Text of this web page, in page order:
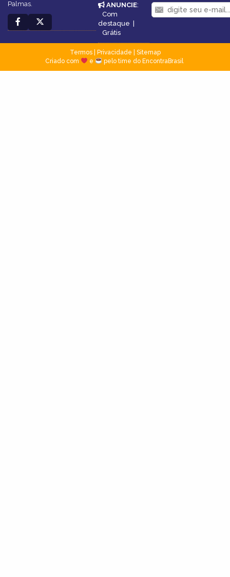
Palmas. ANUNCIE:
Com
destaque
Grátis
Termos| Privacidade
Sitemap
Criado com
e pelo time do EncontraBrasil